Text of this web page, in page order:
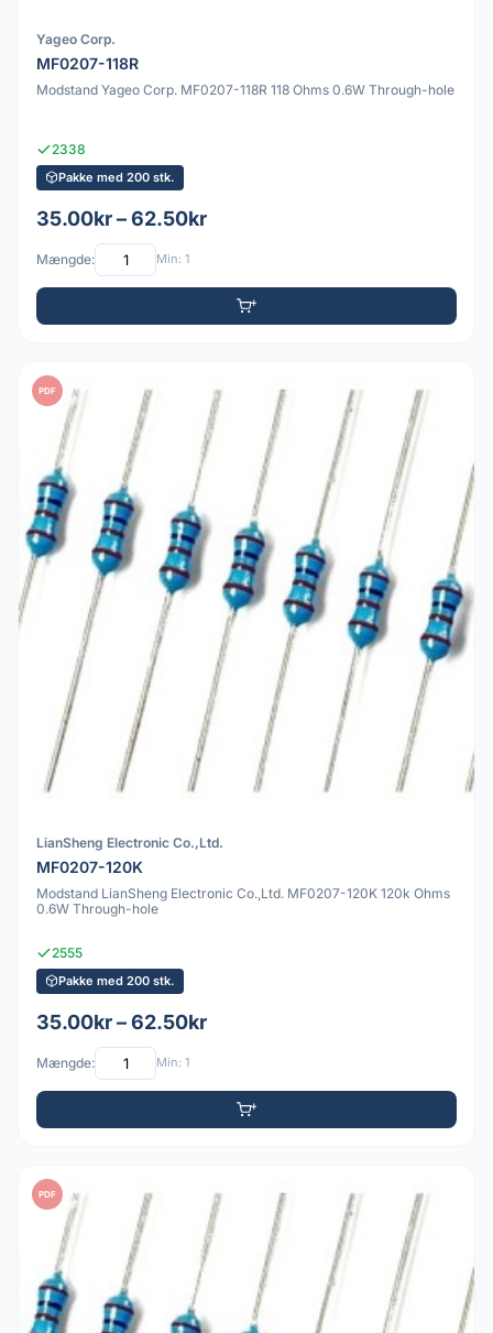
Yageo Corp.
MF0207-118R
Modstand Yageo Corp. MF0207-118R 118 Ohms 0.6W Through-hole
2338
Pakke med 200 stk.
35.00kr – 62.50kr
Mængde: Min: 1
PDF
LianSheng Electronic Co.,Ltd.
MF0207-120K
Modstand LianSheng Electronic Co.,Ltd. MF0207-120K 120k Ohms
0.6W Through-hole
2555
Pakke med 200 stk.
35.00kr – 62.50kr
Mængde: Min: 1
PDF